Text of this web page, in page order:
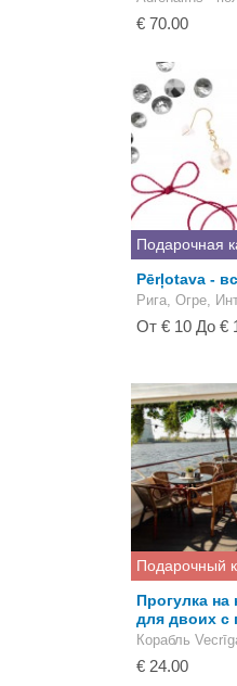
€ 70.00
Подарочная
Pērļotava -
Рига, Огре,
От € 10 До €
Подарочный
Прогулка на
для двоих с
Корабль
€ 24.00